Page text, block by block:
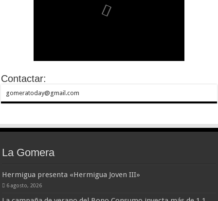
Contactar:
gomeratoday@gmail.com
La Gomera
Hermigua presenta «Hermigua Joven III»
6 agosto, 2026